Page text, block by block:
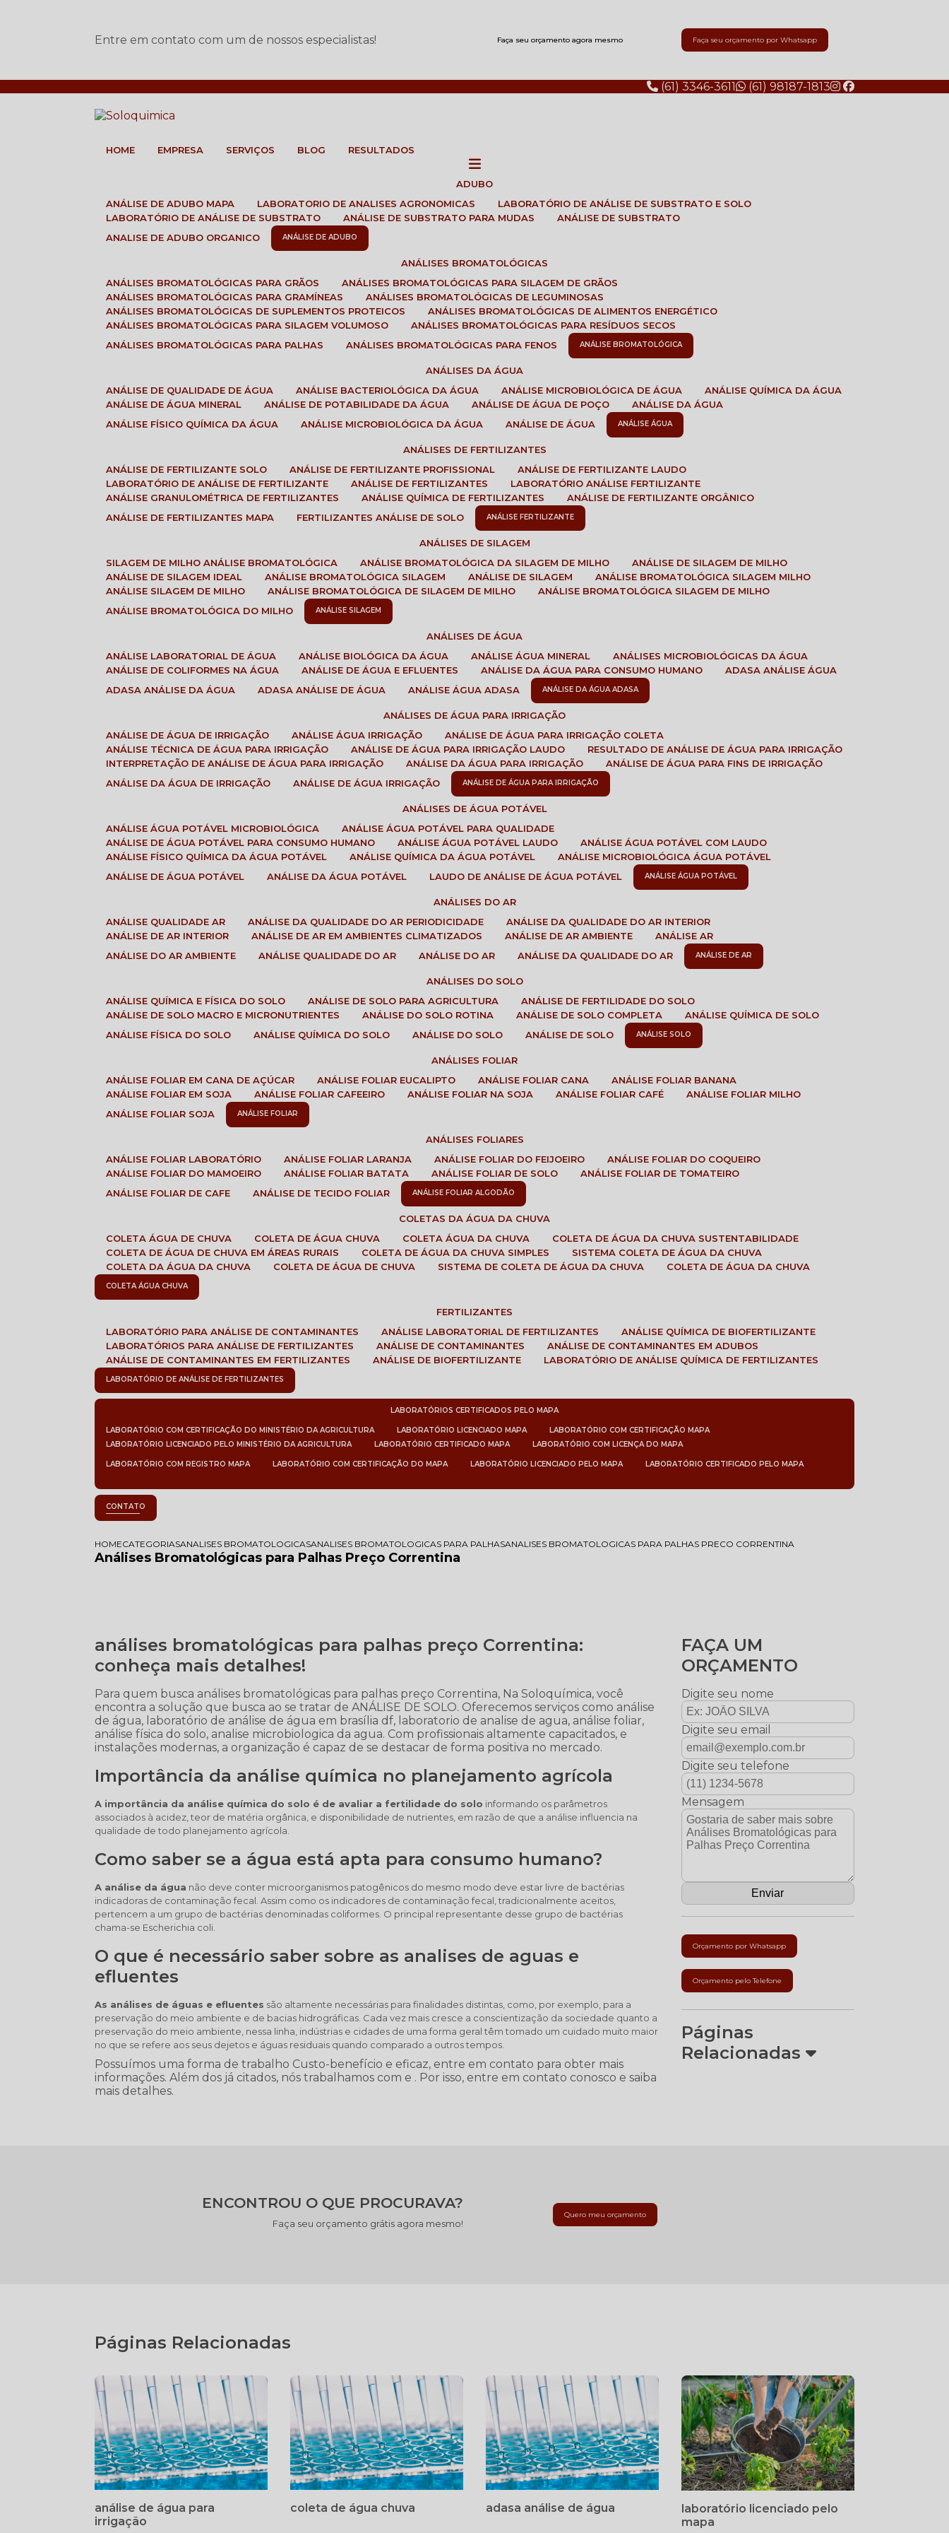
Entre em contato com um de nossos especialistas! Faça seu orçamento agora mesmo Faça seu orçamento por Whatsapp
(61) 3346-3611 (61) 98187-1813
HOME EMPRESA SERVIÇOS BLOG RESULTADOS
ADUBO
ANÁLISE DE ADUBO MAPA
LABORATORIO DE ANALISES AGRONOMICAS
LABORATÓRIO DE ANÁLISE DE SUBSTRATO E SOLO
LABORATÓRIO DE ANÁLISE DE SUBSTRATO
ANÁLISE DE SUBSTRATO PARA MUDAS
ANÁLISE DE SUBSTRATO
ANALISE DE ADUBO ORGANICO
ANÁLISE DE ADUBO
ANÁLISES BROMATOLÓGICAS
ANÁLISES BROMATOLÓGICAS PARA GRÃOS
ANÁLISES BROMATOLÓGICAS PARA SILAGEM DE GRÃOS
ANÁLISES BROMATOLÓGICAS PARA GRAMÍNEAS
ANÁLISES BROMATOLÓGICAS DE LEGUMINOSAS
ANÁLISES BROMATOLÓGICAS DE SUPLEMENTOS PROTEICOS
ANÁLISES BROMATOLÓGICAS DE ALIMENTOS ENERGÉTICO
ANÁLISES BROMATOLÓGICAS PARA SILAGEM VOLUMOSO
ANÁLISES BROMATOLÓGICAS PARA RESÍDUOS SECOS
ANÁLISES BROMATOLÓGICAS PARA PALHAS
ANÁLISES BROMATOLÓGICAS PARA FENOS ANÁLISE BROMATOLÓGICA
ANÁLISES DA ÁGUA
ANÁLISE DE QUALIDADE DE ÁGUA
ANÁLISE BACTERIOLÓGICA DA ÁGUA ANÁLISE MICROBIOLÓGICA DE ÁGUA
ANÁLISE QUÍMICA DA ÁGUA
ANÁLISE DE ÁGUA MINERAL
ANÁLISE DE POTABILIDADE DA ÁGUA ANÁLISE DE ÁGUA DE POÇO
ANÁLISE DA ÁGUA
ANÁLISE FÍSICO QUÍMICA DA ÁGUA
ANÁLISE MICROBIOLÓGICA DA ÁGUA ANÁLISE DE ÁGUA ANÁLISE ÁGUA
ANÁLISES DE FERTILIZANTES
ANÁLISE DE FERTILIZANTE SOLO
ANÁLISE DE FERTILIZANTE PROFISSIONAL
ANÁLISE DE FERTILIZANTE LAUDO
LABORATÓRIO DE ANÁLISE DE FERTILIZANTE
ANÁLISE DE FERTILIZANTES
LABORATÓRIO ANÁLISE FERTILIZANTE
ANÁLISE GRANULOMÉTRICA DE FERTILIZANTES
ANÁLISE QUÍMICA DE FERTILIZANTES
ANÁLISE DE FERTILIZANTE ORGÂNICO
ANÁLISE DE FERTILIZANTES MAPA
FERTILIZANTES ANÁLISE DE SOLO ANÁLISE FERTILIZANTE
ANÁLISES DE SILAGEM
SILAGEM DE MILHO ANÁLISE BROMATOLÓGICA
ANÁLISE BROMATOLÓGICA DA SILAGEM DE MILHO
ANÁLISE DE SILAGEM DE MILHO
ANÁLISE DE SILAGEM IDEAL
ANÁLISE BROMATOLÓGICA SILAGEM ANÁLISE DE SILAGEM
ANÁLISE BROMATOLÓGICA SILAGEM MILHO
ANÁLISE SILAGEM DE MILHO
ANÁLISE BROMATOLÓGICA DE SILAGEM DE MILHO
ANÁLISE BROMATOLÓGICA SILAGEM DE MILHO
ANÁLISE BROMATOLÓGICA DO MILHO
ANÁLISE SILAGEM
ANÁLISES DE ÁGUA
ANÁLISE LABORATORIAL DE ÁGUA
ANÁLISE BIOLÓGICA DA ÁGUA ANÁLISE ÁGUA MINERAL
ANÁLISES MICROBIOLÓGICAS DA ÁGUA
ANÁLISE DE COLIFORMES NA ÁGUA
ANÁLISE DE ÁGUA E EFLUENTES ANÁLISE DA ÁGUA PARA CONSUMO HUMANO
ADASA ANÁLISE ÁGUA
ADASA ANÁLISE DA ÁGUA
ADASA ANÁLISE DE ÁGUA ANÁLISE ÁGUA ADASA ANÁLISE DA ÁGUA ADASA
ANÁLISES DE ÁGUA PARA IRRIGAÇÃO
ANÁLISE DE ÁGUA DE IRRIGAÇÃO
ANÁLISE ÁGUA IRRIGAÇÃO
ANÁLISE DE ÁGUA PARA IRRIGAÇÃO COLETA
ANÁLISE TÉCNICA DE ÁGUA PARA IRRIGAÇÃO
ANÁLISE DE ÁGUA PARA IRRIGAÇÃO LAUDO
RESULTADO DE ANÁLISE DE ÁGUA PARA IRRIGAÇÃO
INTERPRETAÇÃO DE ANÁLISE DE ÁGUA PARA IRRIGAÇÃO
ANÁLISE DA ÁGUA PARA IRRIGAÇÃO
ANÁLISE DE ÁGUA PARA FINS DE IRRIGAÇÃO
ANÁLISE DA ÁGUA DE IRRIGAÇÃO
ANÁLISE DE ÁGUA IRRIGAÇÃO ANÁLISE DE ÁGUA PARA IRRIGAÇÃO
ANÁLISES DE ÁGUA POTÁVEL
ANÁLISE ÁGUA POTÁVEL MICROBIOLÓGICA
ANÁLISE ÁGUA POTÁVEL PARA QUALIDADE
ANÁLISE DE ÁGUA POTÁVEL PARA CONSUMO HUMANO
ANÁLISE ÁGUA POTÁVEL LAUDO
ANÁLISE ÁGUA POTÁVEL COM LAUDO
ANÁLISE FÍSICO QUÍMICA DA ÁGUA POTÁVEL
ANÁLISE QUÍMICA DA ÁGUA POTÁVEL
ANÁLISE MICROBIOLÓGICA ÁGUA POTÁVEL
ANÁLISE DE ÁGUA POTÁVEL
ANÁLISE DA ÁGUA POTÁVEL LAUDO DE ANÁLISE DE ÁGUA POTÁVEL ANÁLISE ÁGUA POTÁVEL
ANÁLISES DO AR
ANÁLISE QUALIDADE AR
ANÁLISE DA QUALIDADE DO AR PERIODICIDADE
ANÁLISE DA QUALIDADE DO AR INTERIOR
ANÁLISE DE AR INTERIOR
ANÁLISE DE AR EM AMBIENTES CLIMATIZADOS ANÁLISE DE AR AMBIENTE
ANÁLISE AR
ANÁLISE DO AR AMBIENTE
ANÁLISE QUALIDADE DO AR ANÁLISE DO AR ANÁLISE DA QUALIDADE DO AR ANÁLISE DE AR
ANÁLISES DO SOLO
ANÁLISE QUÍMICA E FÍSICA DO SOLO
ANÁLISE DE SOLO PARA AGRICULTURA
ANÁLISE DE FERTILIDADE DO SOLO
ANÁLISE DE SOLO MACRO E MICRONUTRIENTES
ANÁLISE DO SOLO ROTINA ANÁLISE DE SOLO COMPLETA
ANÁLISE QUÍMICA DE SOLO
ANÁLISE FÍSICA DO SOLO
ANÁLISE QUÍMICA DO SOLO ANÁLISE DO SOLO ANÁLISE DE SOLO ANÁLISE SOLO
ANÁLISES FOLIAR
ANÁLISE FOLIAR EM CANA DE AÇÚCAR
ANÁLISE FOLIAR EUCALIPTO ANÁLISE FOLIAR CANA
ANÁLISE FOLIAR BANANA
ANÁLISE FOLIAR EM SOJA
ANÁLISE FOLIAR CAFEEIRO ANÁLISE FOLIAR NA SOJA ANÁLISE FOLIAR CAFÉ
ANÁLISE FOLIAR MILHO
ANÁLISE FOLIAR SOJA
ANÁLISE FOLIAR
ANÁLISES FOLIARES
ANÁLISE FOLIAR LABORATÓRIO
ANÁLISE FOLIAR LARANJA ANÁLISE FOLIAR DO FEIJOEIRO
ANÁLISE FOLIAR DO COQUEIRO
ANÁLISE FOLIAR DO MAMOEIRO
ANÁLISE FOLIAR BATATA ANÁLISE FOLIAR DE SOLO
ANÁLISE FOLIAR DE TOMATEIRO
ANÁLISE FOLIAR DE CAFE
ANÁLISE DE TECIDO FOLIAR ANÁLISE FOLIAR ALGODÃO
COLETAS DA ÁGUA DA CHUVA
COLETA ÁGUA DE CHUVA
COLETA DE ÁGUA CHUVA COLETA ÁGUA DA CHUVA
COLETA DE ÁGUA DA CHUVA SUSTENTABILIDADE
COLETA DE ÁGUA DE CHUVA EM ÁREAS RURAIS
COLETA DE ÁGUA DA CHUVA SIMPLES
SISTEMA COLETA DE ÁGUA DA CHUVA
COLETA DA ÁGUA DA CHUVA
COLETA DE ÁGUA DE CHUVA SISTEMA DE COLETA DE ÁGUA DA CHUVA COLETA DE ÁGUA DA CHUVA
COLETA ÁGUA CHUVA
FERTILIZANTES
LABORATÓRIO PARA ANÁLISE DE CONTAMINANTES
ANÁLISE LABORATORIAL DE FERTILIZANTES
ANÁLISE QUÍMICA DE BIOFERTILIZANTE
LABORATÓRIOS PARA ANÁLISE DE FERTILIZANTES
ANÁLISE DE CONTAMINANTES
ANÁLISE DE CONTAMINANTES EM ADUBOS
ANÁLISE DE CONTAMINANTES EM FERTILIZANTES
ANÁLISE DE BIOFERTILIZANTE LABORATÓRIO DE ANÁLISE QUÍMICA DE FERTILIZANTES
LABORATÓRIO DE ANÁLISE DE FERTILIZANTES
LABORATÓRIOS CERTIFICADOS PELO MAPA
LABORATÓRIO COM CERTIFICAÇÃO DO MINISTÉRIO DA AGRICULTURA LABORATÓRIO LICENCIADO MAPA
LABORATÓRIO COM CERTIFICAÇÃO MAPA
LABORATÓRIO LICENCIADO PELO MINISTÉRIO DA AGRICULTURA
LABORATÓRIO CERTIFICADO MAPA LABORATÓRIO COM LICENÇA DO MAPA
LABORATÓRIO COM REGISTRO MAPA LABORATÓRIO COM CERTIFICAÇÃO DO MAPA LABORATÓRIO LICENCIADO PELO MAPA LABORATÓRIO CERTIFICADO PELO MAPA
CONTATO
HOMECATEGORIASANALISES BROMATOLOGICASANALISES BROMATOLOGICAS PARA PALHASANALISES BROMATOLOGICAS PARA PALHAS PRECO CORRENTINA
Análises Bromatológicas para Palhas Preço Correntina
análises bromatológicas para palhas preço Correntina:
conheça mais detalhes!
Para quem busca análises bromatológicas para palhas preço Correntina, Na Soloquímica, você
encontra a solução que busca ao se tratar de ANÁLISE DE SOLO. Oferecemos serviços como análise
de água, laboratório de análise de água em brasília df, laboratorio de analise de agua, análise foliar,
análise física do solo, analise microbiologica da agua. Com profissionais altamente capacitados, e
instalações modernas, a organização é capaz de se destacar de forma positiva no mercado.
Importância da análise química no planejamento agrícola
A importância da análise química do solo é de avaliar a fertilidade do solo informando os parâmetros
associados à acidez, teor de matéria orgânica, e disponibilidade de nutrientes, em razão de que a análise influencia na
qualidade de todo planejamento agrícola.
Como saber se a água está apta para consumo humano?
A análise da água não deve conter microorganismos patogênicos do mesmo modo deve estar livre de bactérias
indicadoras de contaminação fecal. Assim como os indicadores de contaminação fecal, tradicionalmente aceitos,
pertencem a um grupo de bactérias denominadas coliformes. O principal representante desse grupo de bactérias
chama-se Escherichia coli.
O que é necessário saber sobre as analises de aguas e
efluentes
As análises de águas e efluentes são altamente necessárias para finalidades distintas, como, por exemplo, para a
preservação do meio ambiente e de bacias hidrográficas. Cada vez mais cresce a conscientização da sociedade quanto a
preservação do meio ambiente, nessa linha, indústrias e cidades de uma forma geral têm tomado um cuidado muito maior
no que se refere aos seus dejetos e águas residuais quando comparado a outros tempos.
Possuímos uma forma de trabalho Custo-benefício e eficaz, entre em contato para obter mais
informações. Além dos já citados, nós trabalhamos com e . Por isso, entre em contato conosco e saiba
mais detalhes.
FAÇA UM
ORÇAMENTO
Digite seu nome
Digite seu email
Digite seu telefone
Mensagem
Orçamento por Whatsapp
Orçamento pelo Telefone
Páginas
Relacionadas
ENCONTROU O QUE PROCURAVA?
Faça seu orçamento grátis agora mesmo!
Quero meu orçamento
Páginas Relacionadas
análise de água para
irrigação
coleta de água chuva adasa análise de água
laboratório licenciado pelo
mapa